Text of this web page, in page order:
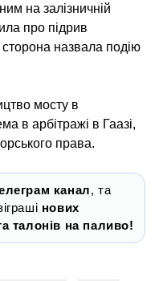
на залізничній
про підрив
сторона назвала подію
мосту в
в арбітражі в Гаазі,
права.
канал, та
нових
талонів на паливо!